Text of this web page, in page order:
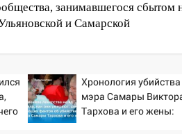
занимавшегося сбытом
и Самарской
Хронология убийства
мэра Самары
Тархова и его жены: